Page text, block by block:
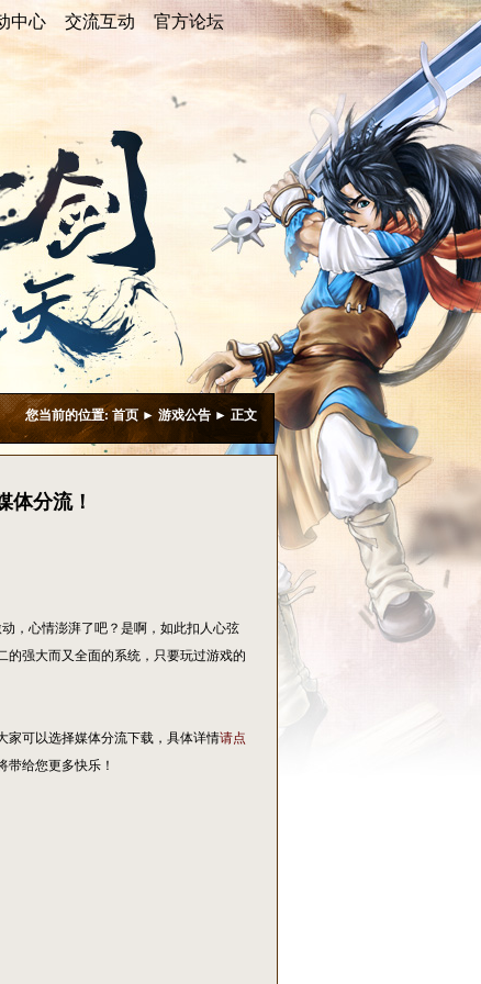
中心 交流互动 官方论坛
中心
活动
交流互动
论坛推荐
游戏美图
游戏视频
游戏壁纸
官方论坛
您当前的位置:首页 ► 游戏公告 ► 正文
体分流！
，心情澎湃了吧？是啊，如此扣人心弦
的强大而又全面的系统，只要玩过游戏的
家可以选择媒体分流下载，具体详情请点
给您更多快乐！